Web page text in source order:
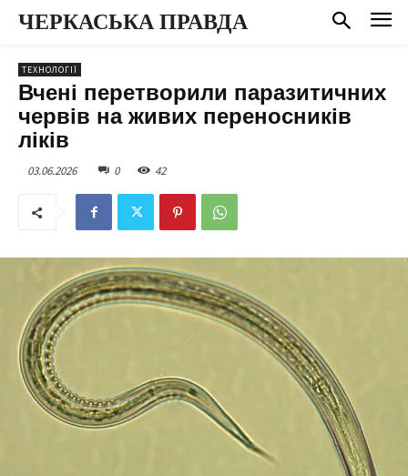
ЧЕРКАСЬКА ПРАВДА
ТЕХНОЛОГІЇ
Вчені перетворили паразитичних
червів на живих переносників
ліків
03.06.2026 0 42